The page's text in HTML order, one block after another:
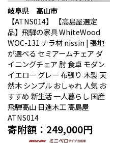
中部
新発田市（新潟県）
南
輪島市（石川県）加賀
鯖江市（福井県）若狭
都留市（山梨県） 岐阜
高山市（岐阜県）関市
中津川市（岐阜県） 美
郡上市（岐阜県）浜松
富士市（静岡県）
岐阜県 高山市
【ATNS014】
【高島屋選定
品】飛騨の家具 WhiteWood
WOC-131 ナラ材 nissin | 張地
が選べる セミアームチェア ダ
イニングチェア 肘 食卓 モダン
イエロー グレー 布張り 木製 天
然木 シンプル おしゃれ 人気 お
すすめ 新生活 一人暮らし 国産
飛騨高山 日進木工 高島屋
ATNS014
寄附額：249,000円